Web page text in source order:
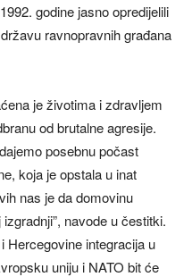
godine jasno opredijelili
ravnopravnih građana
je životima i zdravljem
od brutalne agresije.
posebnu počast
koja je opstala u inat
nas je da domovinu
navode u čestitki.
Hercegovine integracija u
uniju i NATO bit će